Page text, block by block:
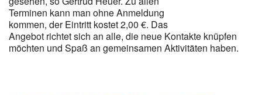
Terminen kann man ohne Anmeldung
kommen, der Eintritt kostet 2,00 €. Das
Angebot richtet sich an alle, die neue Kontakte knüpfen
möchten und Spaß an gemeinsamen Aktivitäten haben.